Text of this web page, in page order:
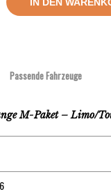
Passende Fahrzeuge
M-Paket – Limo/